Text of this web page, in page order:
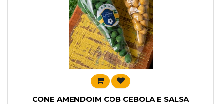
CONE AMENDOIM COB CEBOLA E SALSA